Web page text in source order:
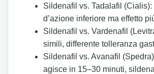
Sildenafil vs. Tadalafil (Cialis):
d’azione inferiore ma effetto
Sildenafil vs. Vardenafil
simili, differente tolleranza
Sildenafil vs. Avanafil
agisce in 15–30 minuti,